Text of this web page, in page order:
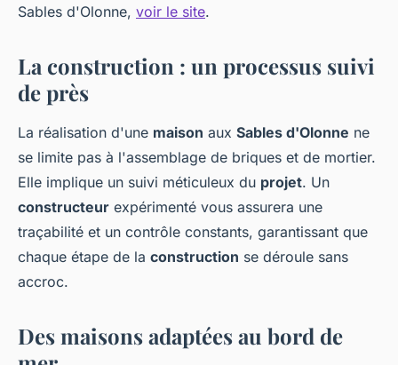
Sables d'Olonne, voir le site.
La construction : un processus suivi
de près
La réalisation d'une maison aux Sables d'Olonne ne
se limite pas à l'assemblage de briques et de mortier.
Elle implique un suivi méticuleux du projet. Un
constructeur expérimenté vous assurera une
traçabilité et un contrôle constants, garantissant que
chaque étape de la construction se déroule sans
accroc.
Des maisons adaptées au bord de